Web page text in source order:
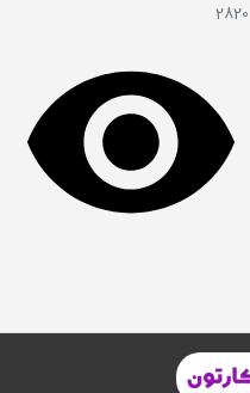
2820